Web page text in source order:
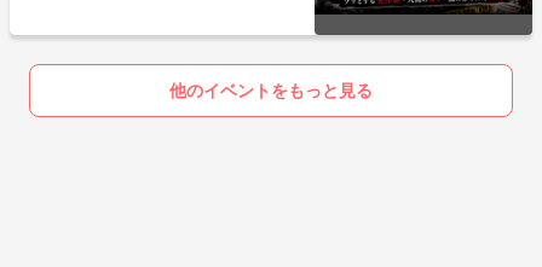
他のイベントをもっと見る